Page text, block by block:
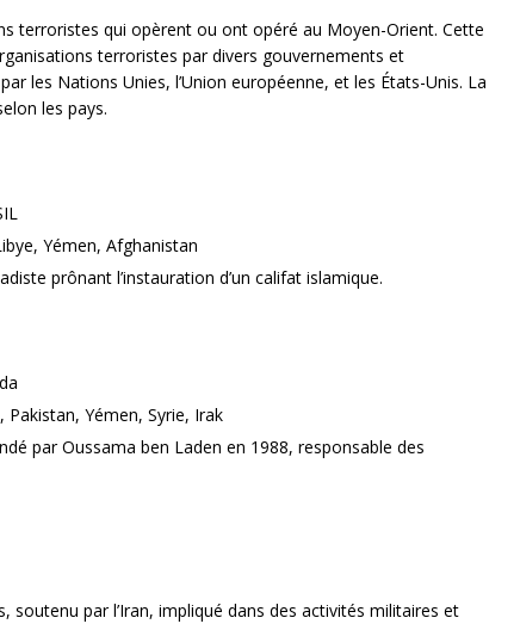
terroristes qui opèrent ou ont opéré au Moyen-Orient. Cette
terroristes par divers gouvernements et
les Nations Unies, l’Union européenne, et les États-Unis. La
les pays.
Yémen, Afghanistan
prônant l’instauration d’un califat islamique.
Pakistan, Yémen, Syrie, Irak
par Oussama ben Laden en 1988, responsable des
soutenu par l’Iran, impliqué dans des activités militaires et